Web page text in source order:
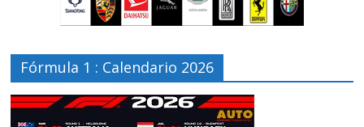
Fórmula 1 : Calendario 2026